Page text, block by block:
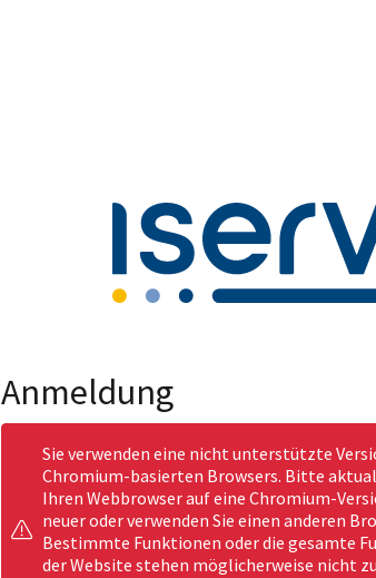
Anmeldung
Sie verwenden eine nicht unterstützte
Chromium-basierten Browsers. Bitte
Ihren Webbrowser auf eine Chromium-
neuer oder verwenden Sie einen anderen
Bestimmte Funktionen oder die gesamte
der Website stehen möglicherweise nicht